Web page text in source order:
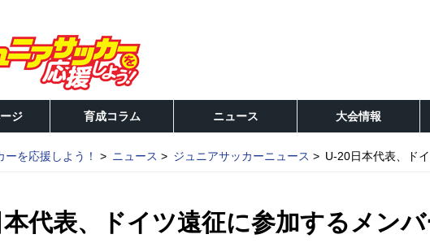
ジ 育成コラム ニュース 大会情報
ーを応援しよう！ ニュース ジュニアサッカーニュース U-20日本代表、ド
代表、ドイツ遠征に参加するメン